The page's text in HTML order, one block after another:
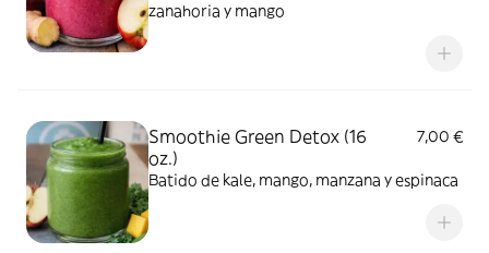
zanahoria y mango
Smoothie Green Detox (16
oz.)
7,00 €
Batido de kale, mango, manzana y espinaca